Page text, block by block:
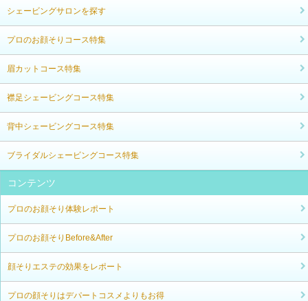
シェービングサロンを探す
プロのお顔そりコース特集
眉カットコース特集
襟足シェービングコース特集
背中シェービングコース特集
ブライダルシェービングコース特集
コンテンツ
プロのお顔そり体験レポート
プロのお顔そりBefore&After
顔そりエステの効果をレポート
プロの顔そりはデパートコスメよりもお得